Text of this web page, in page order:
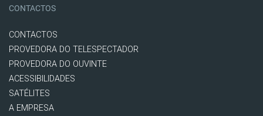
CONTACTOS
CONTACTOS
PROVEDORA DO TELESPECTADOR
PROVEDORA DO OUVINTE
ACESSIBILIDADES
SATÉLITES
A EMPRESA